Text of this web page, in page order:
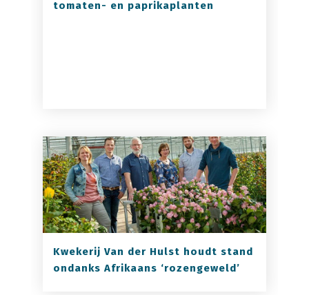
tomaten- en paprikaplanten
Kwekerij Van der Hulst houdt stand
ondanks Afrikaans ‘rozengeweld’